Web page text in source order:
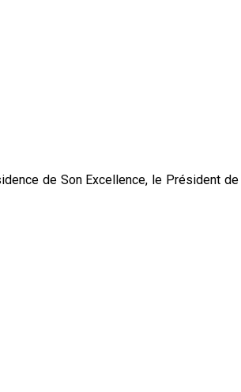
de Son Excellence, le Président